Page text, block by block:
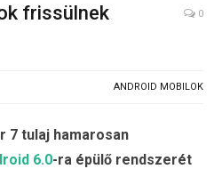
frissülnek
0
ANDROID MOBILOK
7 tulaj hamarosan
6.0-ra épülő rendszerét